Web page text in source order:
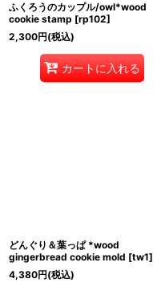
ふくろうのカップル/owl*wood
cookie stamp [rp102]
2,300円(税込)
カートに入れる
どんぐり＆葉っぱ *wood
gingerbread cookie mold [tw1]
4,380円(税込)